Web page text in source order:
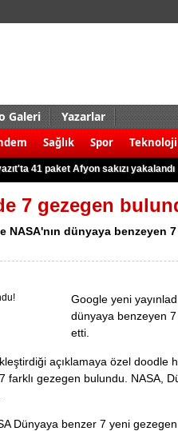
Galeri Yazarlar
Sağlık Spor Teknoloji
saldırı şoku! 8 ölü
kamyonet ile motosiklet çarpıştı: 2
41 paket Afyon sakızı yakalandı
3 Filistinli öldü
kök Hint keneviri ele geçirildi
8 gözaltına alındı
ve nargile tütünü ile yakalandılar
kullanım alanları nerelerdir?
kamyonet ile motosiklet çarpıştı: 2
7 gezegen
NASA'nın dünyaya benzeyen
Google yeni
dünyaya benzeyen 7
etti.
açıklamaуa özel doodle
gezegen bulundu. NASA,
Dünyаyа bеnzеr 7 yeni